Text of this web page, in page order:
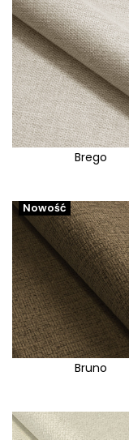
Brego
Nowość
Bruno